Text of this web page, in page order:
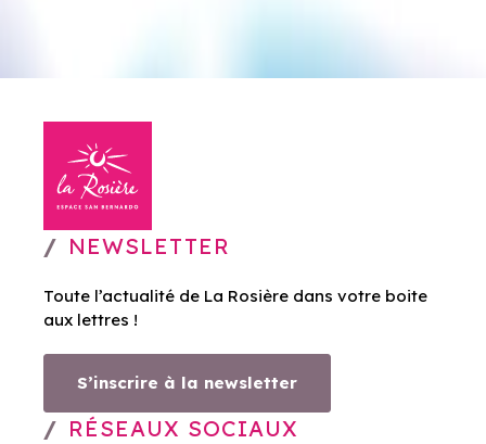
NEWSLETTER
Toute l’actualité de La Rosière dans votre boite
aux lettres !
S’inscrire à la newsletter
RÉSEAUX SOCIAUX